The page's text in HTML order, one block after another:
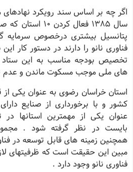
اگر چه بر اساس سند رویكرد
سال 1385 فعال
پتانسیل بیشتری درخصوص سرمایه
فناوری نانو را دارند در دستور كار
تخصیص بودجه مناسب به این ستاد
های ملی موجب مسكوت ماندن و
استان خراسان رضوی به عنوان یكی
كشور و با برخورداری از صنایع
عنوان یكی از مهمترین استانها
بایست در نظر گرفته شود .
همچنین زمینه های قابل توسعه در
مبین این حقیقت است كه ظرفیتهای
فناوری نانو وجود دارد .